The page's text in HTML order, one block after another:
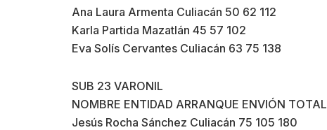
Ana Laura Armenta Culiacán 50 62 112
Karla Partida Mazatlán 45 57 102
Eva Solís Cervantes Culiacán 63 75 138
SUB 23 VARONIL
NOMBRE ENTIDAD ARRANQUE ENVIÓN TOTAL
Jesús Rocha Sánchez Culiacán 75 105 180